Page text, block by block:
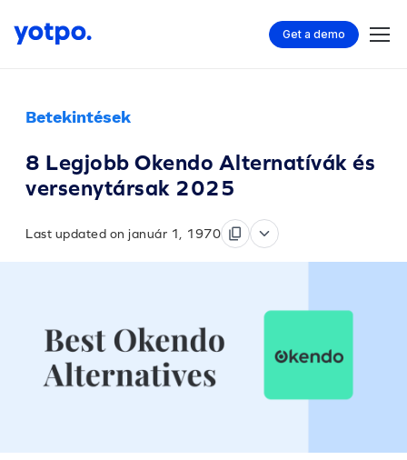
Get a demo
Betekintések
8 Legjobb Okendo Alternatívák és
versenytársak 2025
Last updated on január 1, 1970